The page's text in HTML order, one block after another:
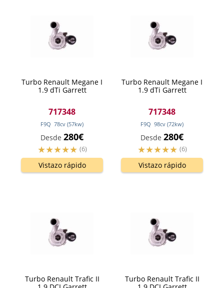
Turbo Renault Megane I
1.9 dTi Garrett
717348
F9Q 78cv (57kw)
Desde 280€
(6)
Vistazo rápido
Turbo Renault Megane I
1.9 dTi Garrett
717348
F9Q 98cv (72kw)
Desde 280€
(6)
Vistazo rápido
Turbo Renault Trafic II
Turbo Renault Trafic II